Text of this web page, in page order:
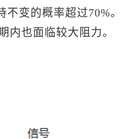
变的概率超过70%。
内也面临较大阻力。